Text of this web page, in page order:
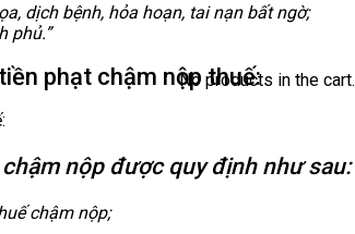
No products in the cart.
dịch bệnh, hỏa hoạn, tai nạn bất ngờ;
phủ.”
phạt chậm nộp thuế:
nộp được quy định như sau:
chậm nộp;